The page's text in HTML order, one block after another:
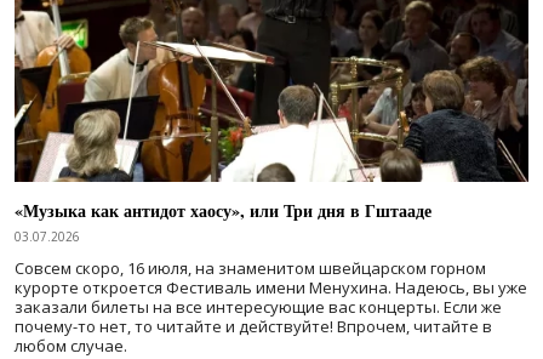
«Музыка как антидот хаосу», или Три дня в Гштааде
03.07.2026
Совсем скоро, 16 июля, на знаменитом швейцарском горном
курорте откроется Фестиваль имени Менухина. Надеюсь, вы уже
заказали билеты на все интересующие вас концерты. Если же
почему-то нет, то читайте и действуйте! Впрочем, читайте в
любом случае.